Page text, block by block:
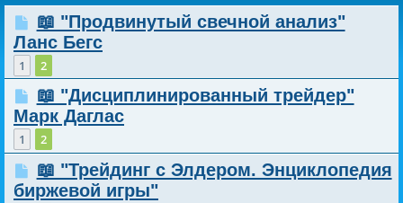
📖 "Продвинутый свечной анализ"
Ланс Бегс
1 2
📖 "Дисциплинированный трейдер"
Марк Даглас
1 2
📖 "Трейдинг с Элдером. Энциклопедия
биржевой игры"